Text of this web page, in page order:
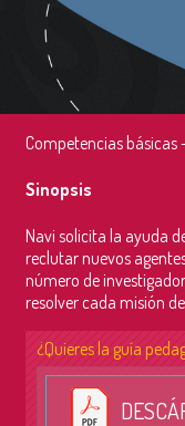
Competencias básicas
Sinopsis
Navi solicita la ayuda
reclutar nuevos
número de
resolver cada misión
¿Quieres la guía